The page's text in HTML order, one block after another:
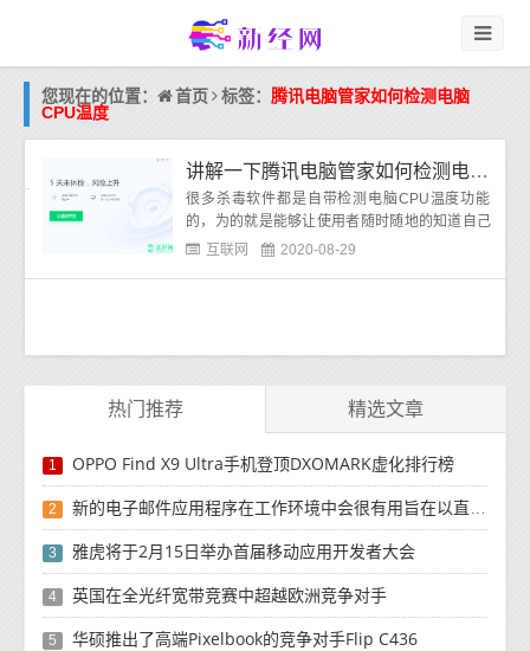
您现在的位置： 首页 标签： 腾讯电脑管家如何检测电脑
CPU温度
讲解一下腾讯电脑管家如何检测电脑CPU温度
很多杀毒软件都是自带检测电脑CPU温度功能
的，为的就是能够让使用者随时随地的知道自己
的CPU使用情况，当CPU的温度过高时，就可以
互联网 2020-08-29
热门推荐 精选文章
1 OPPO Find X9 Ultra手机登顶DXOMARK虚化排行榜
2 新的电子邮件应用程序在工作环境中会很有用旨在以直观方式组织电子邮件收件箱的新功能
3 雅虎将于2月15日举办首届移动应用开发者大会
4 英国在全光纤宽带竞赛中超越欧洲竞争对手
5 华硕推出了高端Pixelbook的竞争对手Flip C436